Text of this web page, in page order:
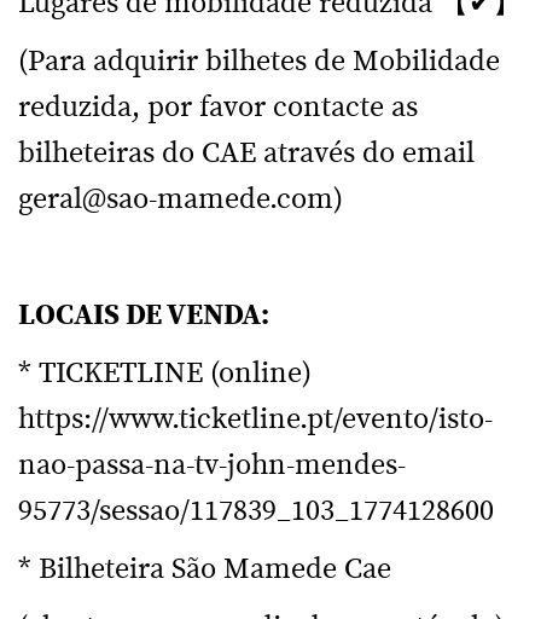
(Para adquirir bilhetes de Mobilidade
reduzida, por favor contacte as
bilheteiras do CAE através do email
geral@sao-mamede.com)
LOCAIS DE VENDA:
* TICKETLINE (online)
https://www.ticketline.pt/evento/isto-
nao-passa-na-tv-john-mendes-
95773/sessao/117839_103_1774128600
* Bilheteira São Mamede Cae